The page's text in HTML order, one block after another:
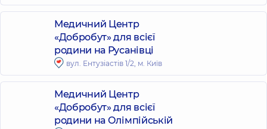
Медичний Центр
«Добробут» для всієї
родини на Русанівці
вул. Ентузіастів 1/2, м. Київ
Медичний Центр
«Добробут» для всієї
родини на Олімпійській